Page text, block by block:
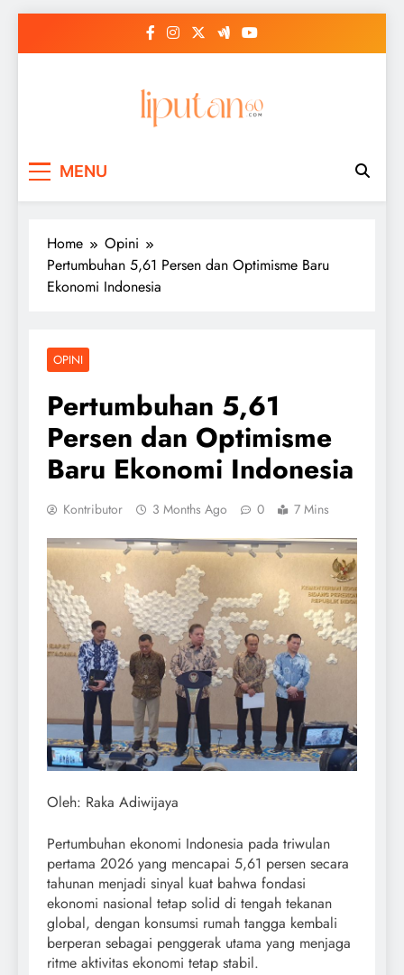
MENU
Home
Opini
Pertumbuhan 5,61 Persen dan Optimisme Baru
Ekonomi Indonesia
OPINI
Pertumbuhan 5,61
Persen dan Optimisme
Baru Ekonomi Indonesia
Kontributor 3 Months Ago 0 7 Mins
Oleh: Raka Adiwijaya
Pertumbuhan ekonomi Indonesia pada triwulan
pertama 2026 yang mencapai 5,61 persen secara
tahunan menjadi sinyal kuat bahwa fondasi
ekonomi nasional tetap solid di tengah tekanan
global, dengan konsumsi rumah tangga kembali
berperan sebagai penggerak utama yang menjaga
ritme aktivitas ekonomi tetap stabil.